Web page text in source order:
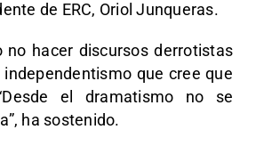
de ERC, Oriol Junqueras.
no hacer discursos derrotistas
que cree que
el dramatismo no se
ha sostenido.